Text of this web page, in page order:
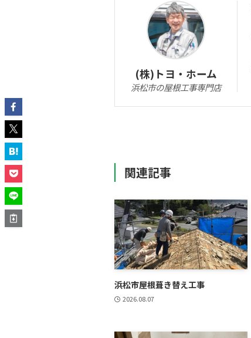
(株)トヨ・ホーム
浜松市の屋根工事専門店
関連記事
浜松市屋根葺き替え工事
2026.08.07